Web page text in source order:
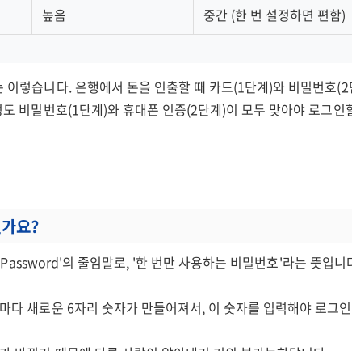
높음 중간 (한 번 설정하면 편함)
이렇습니다. 은행에서 돈을 인출할 때 카드(1단계)와 비밀번호
비밀번호(1단계)와 휴대폰 인증(2단계)이 모두 맞아야 로그인
요?
의 줄임말로, '한 번만 사용하는 비밀번호'라는 뜻입니
다 새로운 6자리 숫자가 만들어져서, 이 숫자를 입력해야 로그